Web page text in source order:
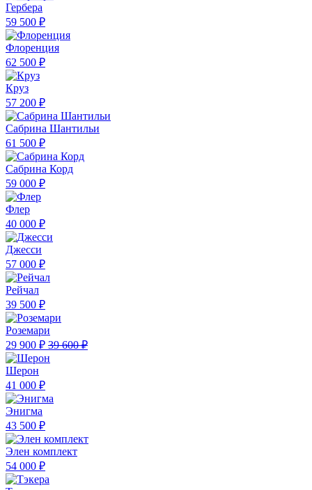
Гербера
59 500 ₽
Флоренция
62 500 ₽
Круз
57 200 ₽
Сабрина Шантильи
61 500 ₽
Сабрина Корд
59 000 ₽
Флер
40 000 ₽
Джесси
57 000 ₽
Рейчал
39 500 ₽
Роземари
29 900 ₽ 39 600 ₽
Шерон
41 000 ₽
Энигма
43 500 ₽
Элен комплект
54 000 ₽